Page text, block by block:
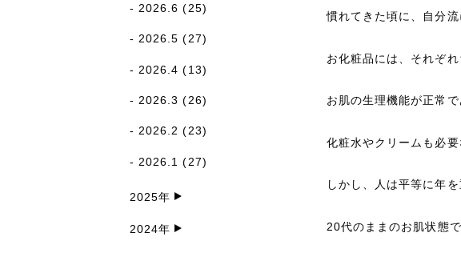
慣れてきた頃に、自分
お化粧品には、それぞ
お肌の生理機能が正常
化粧水やクリームも必
しかし、人は平等に年
20代のままのお肌状態
2026.6 (25)
2026.5 (27)
2026.4 (13)
2026.3 (26)
2026.2 (23)
2026.1 (27)
2025年
2024年